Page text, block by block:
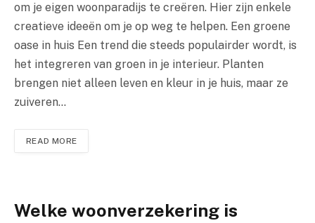
om je eigen woonparadijs te creëren. Hier zijn enkele
creatieve ideeën om je op weg te helpen. Een groene
oase in huis Een trend die steeds populairder wordt, is
het integreren van groen in je interieur. Planten
brengen niet alleen leven en kleur in je huis, maar ze
zuiveren…
READ MORE
Welke woonverzekering is